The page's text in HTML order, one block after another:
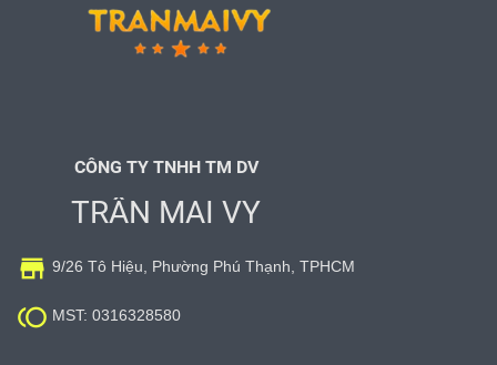
CÔNG TY TNHH TM DV
TRẦN MAI VY
 9/26 Tô Hiệu, Phường Phú Thạnh, TPHCM
 MST: 0316328580